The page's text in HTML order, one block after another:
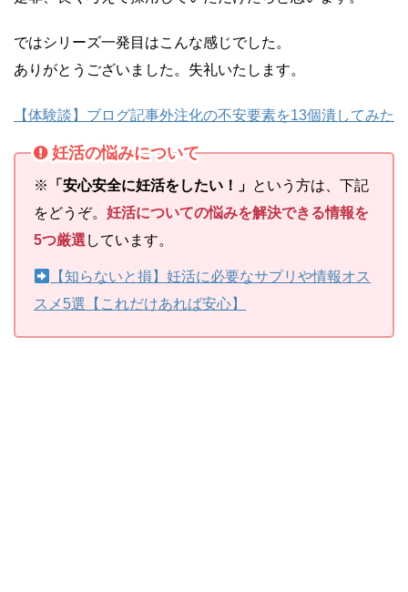
ではシリーズ一発目はこんな感じでした。
ありがとうございました。失礼いたします。
【体験談】ブログ記事外注化の不安要素を13個潰してみた
妊活の悩みについて
※ 「安心安全に妊活をしたい！」 という方は、下記
をどうぞ。 妊活についての悩みを解決できる情報を
5つ厳選 しています。
【知らないと損】妊活に必要なサプリや情報オス
スメ5選【これだけあれば安心】